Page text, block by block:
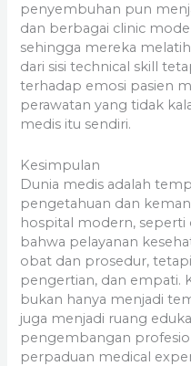
penyembuhan pun
dan berbagai clinic
sehingga mereka
dari sisi technical skill
terhadap emosi pasien
perawatan yang tidak
medis itu sendiri.
Kesimpulan
Dunia medis adalah
pengetahuan dan
hospital modern, seperti
bahwa pelayanan
obat dan prosedur,
pengertian, dan empati.
bukan hanya menjadi
juga menjadi ruang
pengembangan
perpaduan medical